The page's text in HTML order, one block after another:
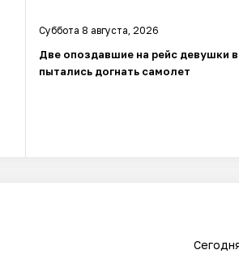
Суббота 8 августа, 2026
Две опоздавшие на рейс девушки
пытались догнать самолет